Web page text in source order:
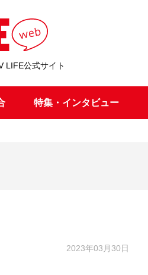
LIFE公式サイト
特集・インタビュー
2023年03月30日